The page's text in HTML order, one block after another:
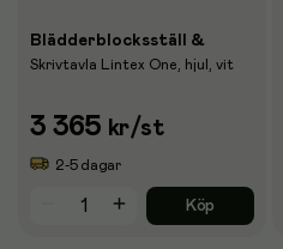
Blädderblocksställ &
Skrivtavla Lintex One, hjul, vit
3 365 kr/st
2-5 dagar
Köp